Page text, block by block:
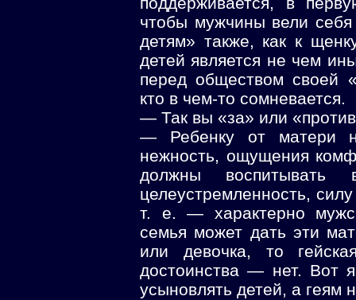
чтобы мужчины вели
детям» также, как к
детей является не чем
перед обществом своей
кто в чем-то сомневается.
— Так вы «за» или
— Ребенку от матери
нежность, ощущения
должны воспитывать
целеустремленность,
т. е. — характерно
семья может дать эти
или девочка, то
достоинства — нет. Вот
усыновлять детей, а геям